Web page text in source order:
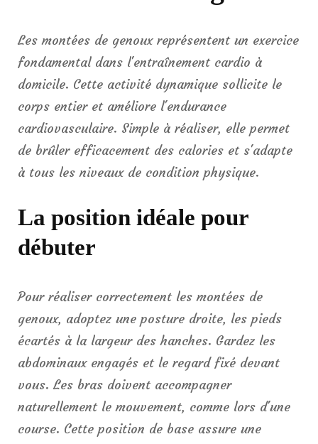
Les montées de genoux représentent un exercice
fondamental dans l'entraînement cardio à
domicile. Cette activité dynamique sollicite le
corps entier et améliore l'endurance
cardiovasculaire. Simple à réaliser, elle permet
de brûler efficacement des calories et s'adapte
à tous les niveaux de condition physique.
La position idéale pour
débuter
Pour réaliser correctement les montées de
genoux, adoptez une posture droite, les pieds
écartés à la largeur des hanches. Gardez les
abdominaux engagés et le regard fixé devant
vous. Les bras doivent accompagner
naturellement le mouvement, comme lors d'une
course. Cette position de base assure une